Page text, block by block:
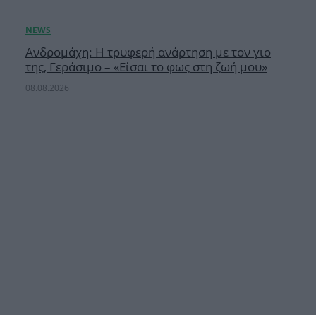
Ανδρομάχη: Η τρυφερή ανάρτηση με τον γιο
της, Γεράσιμο – «Είσαι το φως στη ζωή μου»
08.08.2026